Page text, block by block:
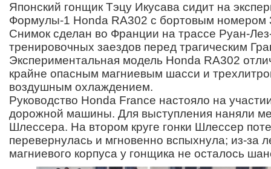
Японский гонщик Тэцу Икусава сидит на
Формулы-1 Honda RA302 с бортовым номером
Снимок сделан во Франции на трассе Руан-
тренировочных заездов перед трагическим
Экспериментальная модель Honda RA302
крайне опасным магниевым шасси и
воздушным охлаждением.
Руководство Honda France настояло на
дорожной машины. Для выступления наняли
Шлессера. На втором круге гонки Шлессер
перевернулась и мгновенно вспыхнула; из-за
магниевого корпуса у гонщика не осталось